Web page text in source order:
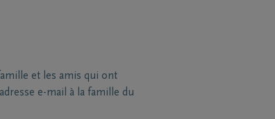
et les amis qui ont
e-mail à la famille du